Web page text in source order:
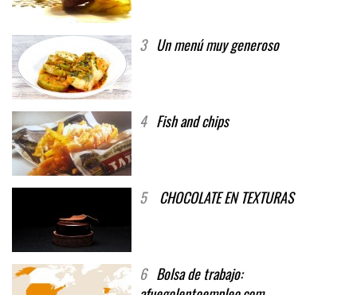
3 Un menú muy generoso
4 Fish and chips
5 CHOCOLATE EN TEXTURAS
6 Bolsa de trabajo: